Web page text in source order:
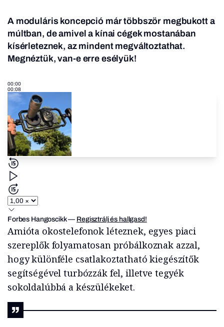
A moduláris koncepció már többször megbukott a
múltban, de amivel a kínai cégek mostanában
kísérleteznek, az mindent megváltoztathat.
Megnéztük, van-e erre esélyük!
00:00
00:08
Forbes Hangoscikk— Regisztrálj és hallgasd!
Amióta okostelefonok léteznek, egyes piaci
szereplők folyamatosan próbálkoznak azzal,
hogy különféle csatlakoztatható kiegészítők
segítségével turbózzák fel, illetve tegyék
sokoldalúbbá a készülékeket.